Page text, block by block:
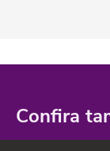
Confira